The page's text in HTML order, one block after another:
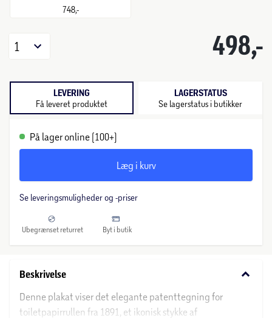
748,-
498,-
1
LEVERING
Få leveret produktet
LAGERSTATUS
Se lagerstatus i butikker
På lager online (100+)
Læg i kurv
Se leveringsmuligheder og -priser
Ubegrænset returret Byt i butik
Beskrivelse keyboard_arrow_down
Denne plakat viser det elegante patenttegning for
toiletpapirrullen fra 1891, et ikonisk stykke af